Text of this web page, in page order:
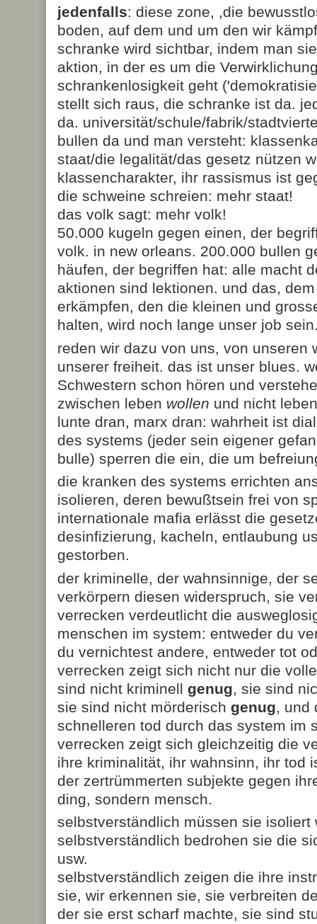
jedenfalls: diese zone, ,die
boden, auf dem und um den wir
schranke wird sichtbar, indem man
aktion, in der es um die
schrankenlosigkeit geht
stellt sich raus, die schranke ist da.
da. universität/schule/fabrik/
bullen da und man versteht:
staat/die legalität/das gesetz nützen
klassencharakter, ihr rassismus ist
die schweine schreien: mehr staat!
das volk sagt: mehr volk!
50.000 kugeln gegen einen, der
volk. in new orleans. 200.000 bullen
häufen, der begriffen hat: alle macht
aktionen sind lektionen. und das,
erkämpfen, den die kleinen und
halten, wird noch lange unser job
reden wir dazu von uns, von unseren
unserer freiheit. das ist unser blues.
Schwestern schon hören und
zwischen leben wollen und nicht
lunte dran, marx dran: wahrheit ist
des systems (jeder sein eigener
bulle) sperren die ein, die um
die kranken des systems errichten
isolieren, deren bewußtsein frei von
internationale mafia erlässt die
desinfizierung, kacheln, entlaubung
gestorben.
der kriminelle, der wahnsinnige, der
verkörpern diesen widerspruch, sie
verrecken verdeutlicht die
menschen im system: entweder du
du vernichtest andere, entweder tot
verrecken zeigt sich nicht nur die
sind nicht kriminell genug, sie sind
sie sind nicht mörderisch genug, und
schnelleren tod durch das system im
verrecken zeigt sich gleichzeitig die
ihre kriminalität, ihr wahnsinn, ihr tod
der zertrümmerten subjekte gegen
ding, sondern mensch.
selbstverständlich müssen sie isoliert
selbstverständlich bedrohen sie die
usw.
selbstverständlich zeigen die ihre
sie, wir erkennen sie, sie verbreiten
der sie erst scharf machte, sie sind